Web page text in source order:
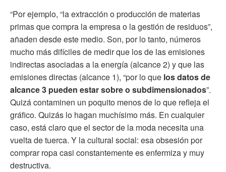
“Por ejemplo, “la extracción o producción de materias
primas que compra la empresa o la gestión de residuos”,
añaden desde este medio. Son, por lo tanto, números
mucho más difíciles de medir que los de las emisiones
indirectas asociadas a la energía (alcance 2) y que las
emisiones directas (alcance 1), “por lo que los datos de
alcance 3 pueden estar sobre o subdimensionados”.
Quizá contaminen un poquito menos de lo que refleja el
gráfico. Quizás lo hagan muchísimo más. En cualquier
caso, está claro que el sector de la moda necesita una
vuelta de tuerca. Y la cultural social: esa obsesión por
comprar ropa casi constantemente es enfermiza y muy
destructiva.